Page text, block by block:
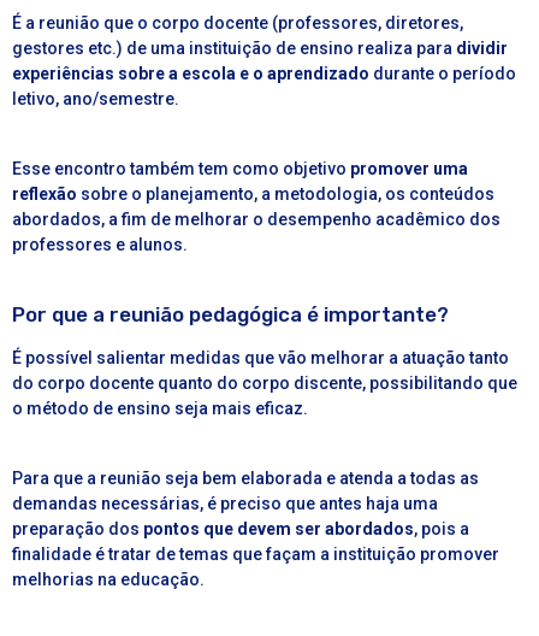
É a reunião que o corpo docente (professores, diretores,
gestores etc.) de uma instituição de ensino realiza para dividir
experiências sobre a escola e o aprendizado durante o período
letivo, ano/semestre.
Esse encontro também tem como objetivo promover uma
reflexão sobre o planejamento, a metodologia, os conteúdos
abordados, a fim de melhorar o desempenho acadêmico dos
professores e alunos.
Por que a reunião pedagógica é importante?
É possível salientar medidas que vão melhorar a atuação tanto
do corpo docente quanto do corpo discente, possibilitando que
o método de ensino seja mais eficaz.
Para que a reunião seja bem elaborada e atenda a todas as
demandas necessárias, é preciso que antes haja uma
preparação dos pontos que devem ser abordados, pois a
finalidade é tratar de temas que façam a instituição promover
melhorias na educação.